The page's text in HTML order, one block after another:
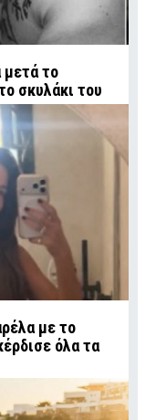
μετά το
σκυλάκι του
με το
όλα τα